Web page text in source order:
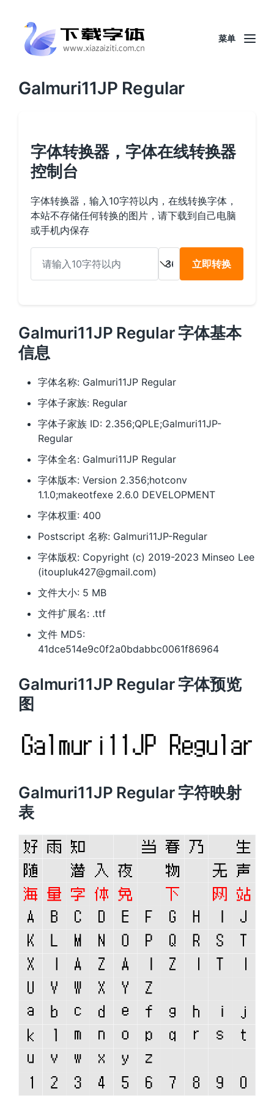
菜单
Galmuri11JP Regular
字体转换器，字体在线转换器
控制台
字体转换器，输入10字符以内，在线转换字体，
本站不存储任何转换的图片，请下载到自己电脑
或手机内保存
立即转换
Galmuri11JP Regular 字体基本
信息
字体名称: Galmuri11JP Regular
字体子家族: Regular
字体子家族 ID: 2.356;QPLE;Galmuri11JP-
Regular
字体全名: Galmuri11JP Regular
字体版本: Version 2.356;hotconv
1.1.0;makeotfexe 2.6.0 DEVELOPMENT
字体权重: 400
Postscript 名称: Galmuri11JP-Regular
字体版权: Copyright (c) 2019-2023 Minseo Lee
(itoupluk427@gmail.com)
文件大小: 5 MB
文件扩展名: .ttf
文件 MD5:
41dce514e9c0f2a0bdabbc0061f86964
Galmuri11JP Regular 字体预览
图
Galmuri11JP Regular 字符映射
表